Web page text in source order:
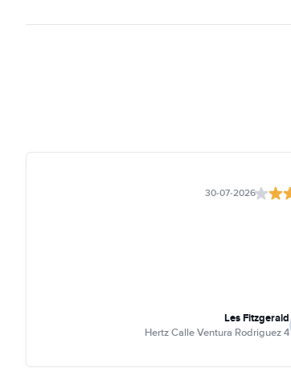
30-07-2026
Les Fitzgerald
Hertz Calle Ventura Rodriguez 4